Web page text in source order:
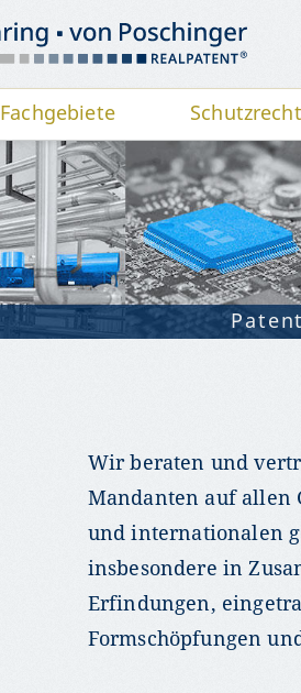
Wir beraten und
Mandanten auf allen
und internationalen
insbesondere in
Erfindungen,
Formschöpfungen
Fachgebiete